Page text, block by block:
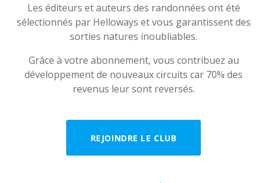
Les éditeurs et auteurs des randonnées ont été
sélectionnés par Helloways et vous garantissent des
sorties natures inoubliables.
Grâce à votre abonnement, vous contribuez au
développement de nouveaux circuits car 70% des
revenus leur sont reversés.
REJOINDRE LE CLUB